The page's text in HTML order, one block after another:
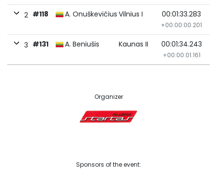
2 #118 A. Onuškevičius Vilnius I 00:01:33.283
+00:00:00.201
3 #131 A. Beniušis Kaunas II 00:01:34.243
+00:00:01.161
Organizer
Sponsors of the event: